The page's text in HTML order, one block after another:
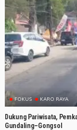
FOKUS KARO RAYA
Dukung Pariwisata,
Gundaling–Gongsol